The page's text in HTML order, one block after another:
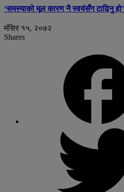
‘समस्याको मूल कारण नै स्वयंसँग टाढिनु हो’
मंसिर १५, २०७२
Shares